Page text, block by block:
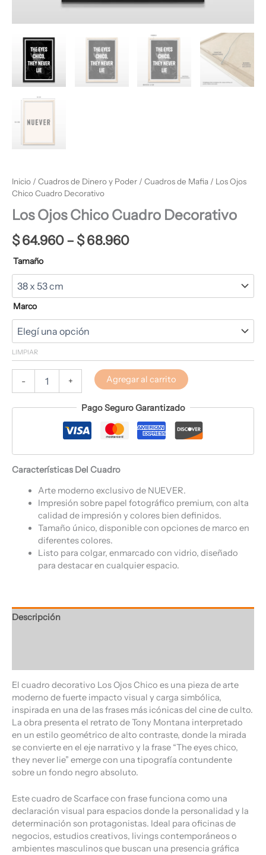
Inicio / Cuadros de Dinero y Poder / Cuadros de Mafia / Los Ojos
Chico Cuadro Decorativo
Los Ojos Chico Cuadro Decorativo
$64.960– $68.960
Tamaño
Marco
LIMPIAR
- + Agregar al carrito
Pago Seguro Garantizado
Características Del Cuadro
Arte moderno exclusivo de NUEVER.
Impresión sobre papel fotográfico premium, con alta
calidad de impresión y colores bien definidos.
Tamaño único, disponible con opciones de marco en
diferentes colores.
Listo para colgar, enmarcado con vidrio, diseñado
para destacar en cualquier espacio.
Descripción
El cuadro decorativo Los Ojos Chico es una pieza de arte
moderno de fuerte impacto visual y carga simbólica,
inspirada en una de las frases más icónicas del cine de culto.
La obra presenta el retrato de Tony Montana interpretado
en un estilo geométrico de alto contraste, donde la mirada
se convierte en el eje narrativo y la frase “The eyes chico,
they never lie” emerge con una tipografía contundente
sobre un fondo negro absoluto.
Este cuadro de Scarface con frase funciona como una
declaración visual para espacios donde la personalidad y la
determinación son protagonistas. Ideal para oficinas de
negocios, estudios creativos, livings contemporáneos o
ambientes masculinos que buscan una presencia gráfica